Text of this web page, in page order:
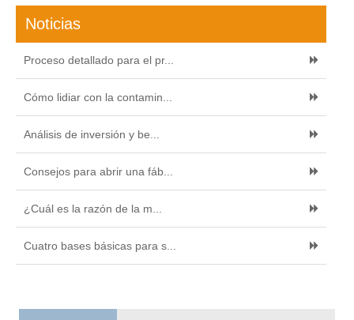
Noticias
Proceso detallado para el pr...
Cómo lidiar con la contamin...
Análisis de inversión y be...
Consejos para abrir una fáb...
¿Cuál es la razón de la m...
Cuatro bases básicas para s...